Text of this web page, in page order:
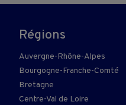
Régions
Auvergne-Rhône-Alpes
Bourgogne-Franche-Comté
Bretagne
Centre-Val de Loire